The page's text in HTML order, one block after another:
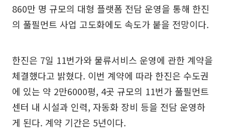
860만 명 규모의 대형 플랫폼 전담 운영을 통해 한진
의 풀필먼트 사업 고도화에도 속도가 붙을 전망이다.
한진은 7일 11번가와 물류서비스 운영에 관한 계약을
체결했다고 밝혔다. 이번 계약에 따라 한진은 수도권
에 있는 약 2만6000평, 4곳 규모의 11번가 풀필먼트
센터 내 시설과 인력, 자동화 장비 등을 전담 운영하
게 된다. 계약 기간은 5년이다.